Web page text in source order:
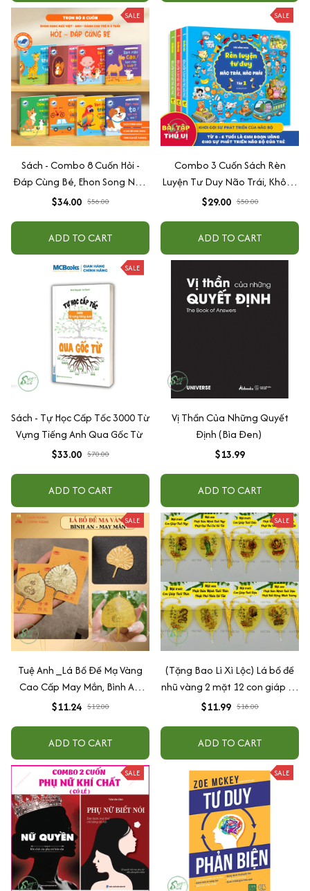
SALE
Sách - Combo 8 Cuốn Hỏi -
Đáp Cùng Bé, Ehon Song Ngữ
Việt - Anh - Dành Cho Bé Từ 0
$34.00 $56.00
ADD TO CART
SALE
Combo 3 Cuốn Sách Rèn
Luyện Tư Duy Não Trái, Không
Não Phải - Đánh Thức Tiềm
$29.00 $50.00
ADD TO CART
SALE
Sách - Tự Học Cấp Tốc 3000 Từ
Vựng Tiếng Anh Qua Gốc Từ
$33.00 $70.00
ADD TO CART
Vị Thần Của Những Quyết
Định (Bìa Đen)
$13.99
ADD TO CART
SALE
Tuệ Anh _Lá Bồ Đề Mạ Vàng
Cao Cấp May Mắn, Bình An,
Chiêu Tài Lộc
$11.24 $12.00
ADD TO CART
SALE
(Tặng Bao Lì Xì Lộc) Lá bồ đề
nhũ vàng 2 mặt 12 con giáp và
phật bản mệnh, để ốp lưng
quang
$11.99 $18.00
ADD TO CART
SALE SALE